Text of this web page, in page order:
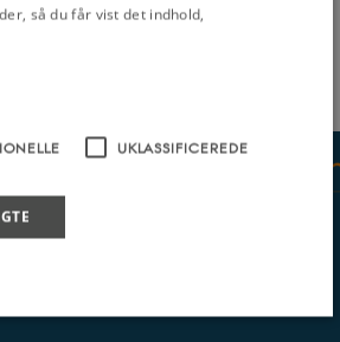
så du får vist det indhold,
UKLASSIFICEREDE